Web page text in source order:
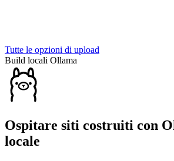
Tutte le opzioni di upload
Build locali Ollama
Ospitare siti costruiti con
locale